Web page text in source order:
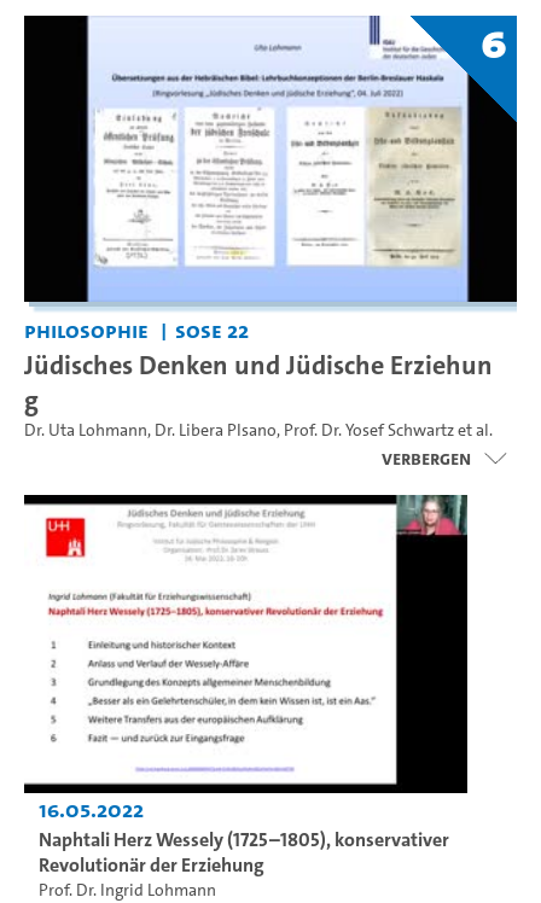
6
Philosophie SoSe 22
Jüdisches Denken und Jüdische Erziehun
g
Dr. Uta Lohmann, Dr. Libera PIsano, Prof. Dr. Yosef Schwartzet al.
Verbergen
16.05.2022
Naphtali Herz Wessely (1725–1805), konservativer
Revolutionär der Erziehung
Prof. Dr. Ingrid Lohmann